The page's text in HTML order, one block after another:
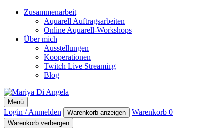
Zusammenarbeit
Aquarell Auftragsarbeiten
Online Aquarell-Workshops
Über mich
Ausstellungen
Kooperationen
Twitch Live Streaming
Blog
Mariya Di Angela
Artist
Menü
Login / Anmelden Warenkorb anzeigen Warenkorb 0
Warenkorb verbergen